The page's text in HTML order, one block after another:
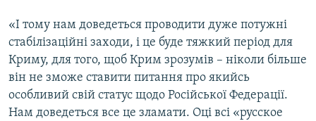
«І тому нам доведеться проводити дуже потужні
стабілізаційні заходи, і це буде тяжкий період для
Криму, для того, щоб Крим зрозумів – ніколи більше
він не зможе ставити питання про якийсь
особливий свій статус щодо Російської Федерації.
Нам доведеться все це зламати. Оці всі «русское